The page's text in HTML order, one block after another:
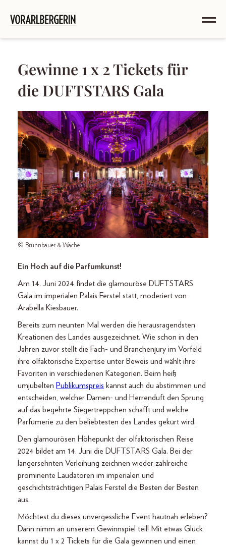
Gewinne 1 x 2 Tickets für
die DUFTSTARS Gala
© Brunnbauer & Wache
Ein Hoch auf die Parfumkunst!
Am 14. Juni 2024 findet die glamouröse DUFTSTARS
Gala im imperialen Palais Ferstel statt, moderiert von
Arabella Kiesbauer.
Bereits zum neunten Mal werden die herausragendsten
Kreationen des Landes ausgezeichnet. Wie schon in den
Jahren zuvor stellt die Fach- und Branchenjury im Vorfeld
ihre olfaktorische Expertise unter Beweis und wählt ihre
Favoriten in verschiedenen Kategorien. Beim heiß
umjubelten Publikumspreis kannst auch du abstimmen und
entscheiden, welcher Damen- und Herrenduft den Sprung
auf das begehrte Siegertreppchen schafft und welche
Parfümerie zu den beliebtesten des Landes gekürt wird.
Den glamourösen Höhepunkt der olfaktorischen Reise
2024 bildet am 14. Juni die DUFTSTARS Gala. Bei der
langersehnten Verleihung zeichnen wieder zahlreiche
prominente Laudatoren im imperialen und
geschichtsträchtigen Palais Ferstel die Besten der Besten
aus.
Möchtest du dieses unvergessliche Event hautnah erleben?
Dann nimm an unserem Gewinnspiel teil! Mit etwas Glück
kannst du 1 x 2 Tickets für die Gala gewinnen und einen